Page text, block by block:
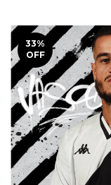
33%
OFF